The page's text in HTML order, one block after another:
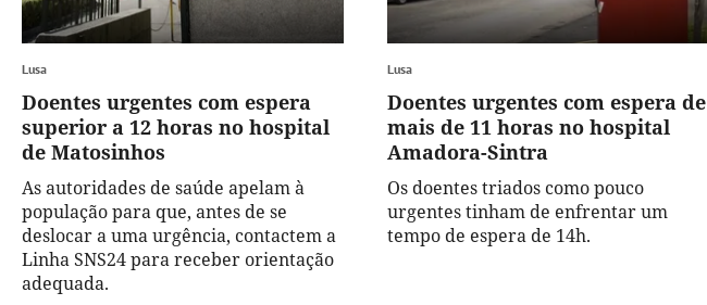
Lusa
Doentes urgentes com espera
superior a 12 horas no hospital
de Matosinhos
As autoridades de saúde apelam à
população para que, antes de se
deslocar a uma urgência, contactem a
Linha SNS24 para receber orientação
adequada.
Lusa
Doentes urgentes com espera de
mais de 11 horas no hospital
Amadora-Sintra
Os doentes triados como pouco
urgentes tinham de enfrentar um
tempo de espera de 14h.